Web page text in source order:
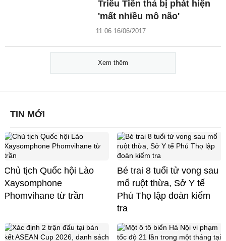
Triều Tiên thả bị phát hiện
'mất nhiều mô não'
11:06 16/06/2017
Xem thêm
TIN MỚI
Chủ tịch Quốc hội Lào
Xaysomphone
Phomvihane từ trần
Bé trai 8 tuổi tử vong sau
mổ ruột thừa, Sở Y tế
Phú Thọ lập đoàn kiểm
tra